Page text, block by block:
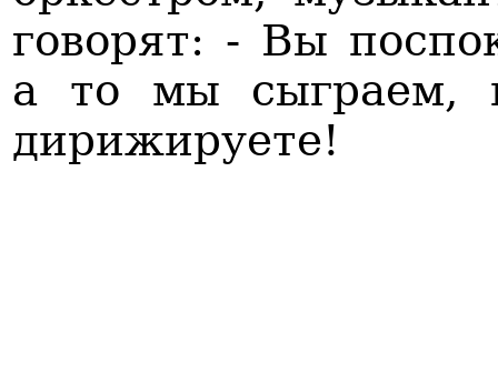
говорят: - Вы
а то мы сыграем,
дирижируете!